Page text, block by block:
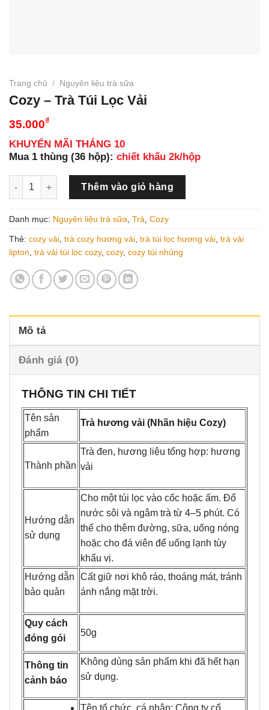
Trang chủ / Nguyên liệu trà sữa
Cozy – Trà Túi Lọc Vải
35.000₫
KHUYẾN MÃI THÁNG 10
Mua 1 thùng (36 hộp): chiết khấu 2k/hộp
Cozy - Trà Túi Lọc Vải số lượng
Thêm vào giỏ hàng
Danh mục: Nguyên liệu trà sữa Trà Cozy
Thẻ: cozy vải trà cozy hương vải trà túi lọc hương vải trà vải
lipton trà vải túi lọc cozy, cozy, cozy túi nhúng
Mô tả
Đánh giá (0)
THÔNG TIN CHI TIẾT
Tên sản
phẩm
Trà hương vải (Nhãn hiệu Cozy)
Thành phần
Trà đen, hương liệu tổng hợp: hương
vải
Hướng dẫn
sử dụng
Cho một túi lọc vào cốc hoặc ấm. Đổ
nước sôi và ngâm trà từ 4–5 phút. Có
thể cho thêm đường, sữa, uống nóng
hoặc cho đá viên để uống lạnh tùy
khẩu vị.
Hướng dẫn
bảo quản
Cất giữ nơi khô ráo, thoáng mát, tránh
ánh nắng mặt trời.
Quy cách
đóng gói
50g
Thông tin
cảnh báo
Không dùng sản phẩm khi đã hết hạn
sử dụng.
Tên tổ chức, cá nhân: Công ty cổ